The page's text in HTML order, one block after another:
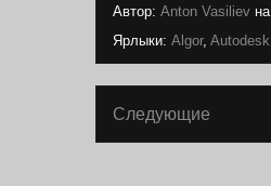
Автор: Anton Vasiliev на
Ярлыки: Algor, Autodesk
Следующие